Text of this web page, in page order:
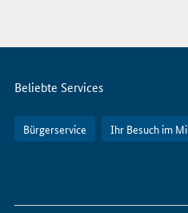
Servicemenü
Beliebte Services
Bürgerservice Ihr Besuch im